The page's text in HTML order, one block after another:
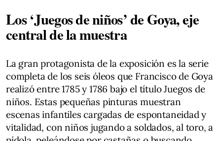
Los ‘Juegos de niños’ de Goya, eje
central de la muestra
La gran protagonista de la exposición es la serie
completa de los seis óleos que Francisco de Goya
realizó entre 1785 y 1786 bajo el título Juegos de
niños. Estas pequeñas pinturas muestran
escenas infantiles cargadas de espontaneidad y
vitalidad, con niños jugando a soldados, al toro, a